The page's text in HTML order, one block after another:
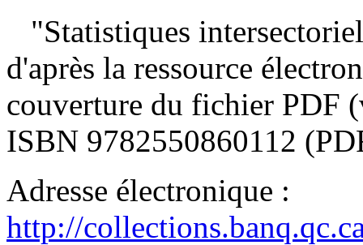
"Statistiques
d'après la ressource
couverture du fichier
ISBN 9782550860112
Adresse électronique :
http://